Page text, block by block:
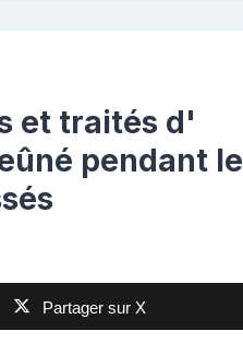
et traités d'
pendant le
Partager sur X